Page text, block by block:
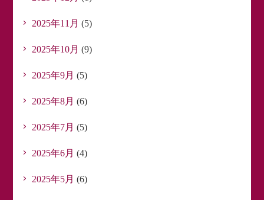
2025年11月 (5)
2025年10月 (9)
2025年9月 (5)
2025年8月 (6)
2025年7月 (5)
2025年6月 (4)
2025年5月 (6)